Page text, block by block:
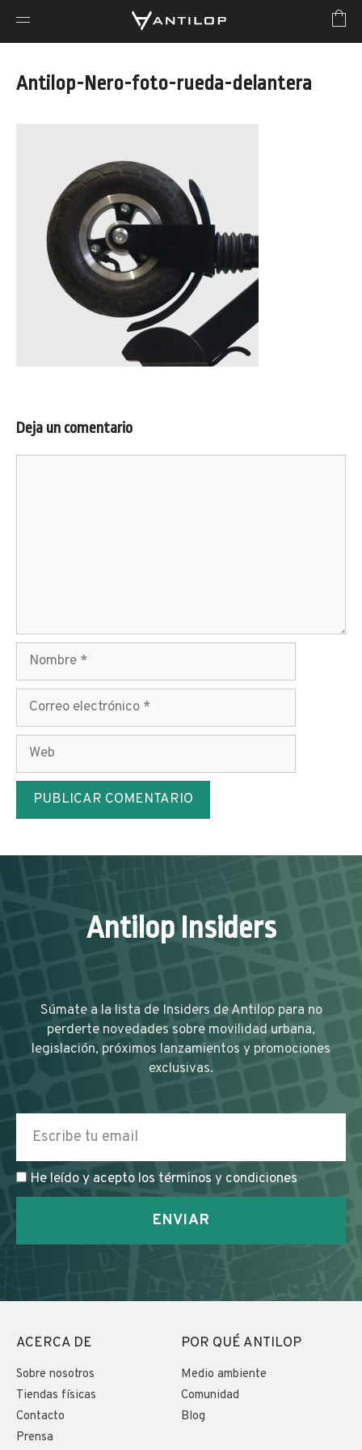
Antilop-Nero-foto-rueda-delantera
Deja un comentario
Antilop Insiders
Súmate a la lista de Insiders de Antilop para no
perderte novedades sobre movilidad urbana,
legislación, próximos lanzamientos y promociones
exclusivas.
He leído y acepto los términos y condiciones
ENVIAR
ACERCA DE
Sobre nosotros
Tiendas físicas
Contacto
Prensa
POR QUÉ ANTILOP
Medio ambiente
Comunidad
Blog